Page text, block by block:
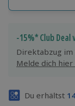
Jeder Gutschein
Maximale
3 Jahre gültig &
-15%* Club
Direktabzug
Melde dich hier
Du erhältst